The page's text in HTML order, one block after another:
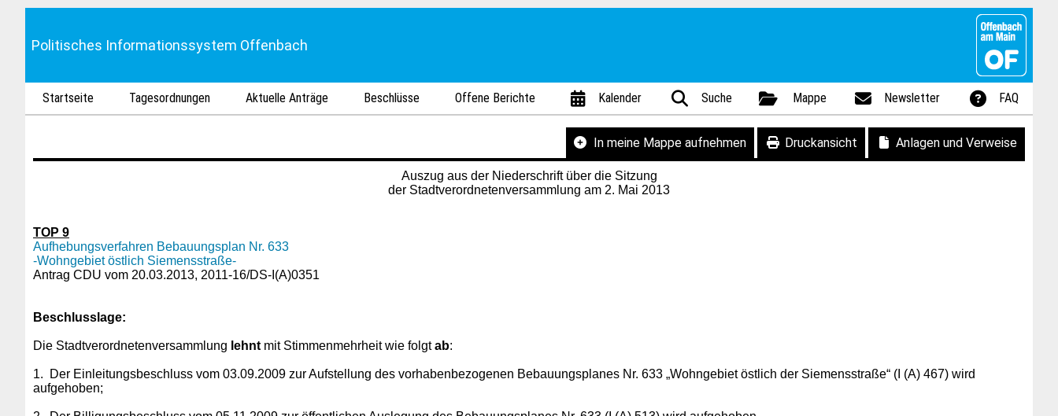
Politisches Informationssystem Offenbach
Startseite Tagesordnungen Aktuelle Anträge Beschlüsse Offene Berichte Kalender Suche Mappe Newsletter FAQ
In meine Mappe aufnehmen Druckansicht Anlagen und Verweise
Auszug aus der Niederschrift über die Sitzung
der Stadtverordnetenversammlung am 2. Mai 2013
TOP 9
Aufhebungsverfahren Bebauungsplan Nr. 633
-Wohngebiet östlich Siemensstraße-
Antrag CDU vom 20.03.2013, 2011-16/DS-I(A)0351
Beschlusslage:
Die Stadtverordnetenversammlung lehnt mit Stimmenmehrheit wie folgtab:
1.
Der Einleitungsbeschluss vom 03.09.2009 zur Aufstellung des vorhabenbezogenen Bebauungsplanes Nr. 633 „Wohngebiet östlich der Siemensstraße“ (I (A) 467) wird
aufgehoben;